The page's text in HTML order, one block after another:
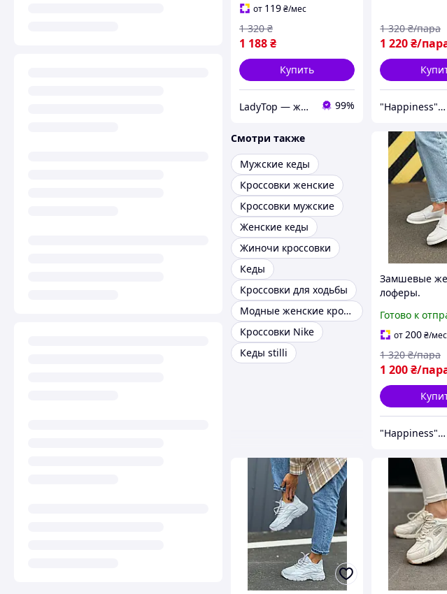
от 119₴/мес
1 188₴
1 320 ₴
Купить
LadyTop — женская обувь и одежда 99%
1 220₴/
1 320 ₴/пара
"Happiness" shop
Смотри также
Мужские кеды
Кроссовки женские
Кроссовки мужские
Женские кеды
Жиночи кроссовки
Кеды
Кроссовки для ходьбы
Модные женские кроссовки
Кроссовки Nike
Кеды stilli
Замшевые
лоферы.
Готово к
от200₴/мес
1 200₴/
1 320 ₴/пара
"Happiness" shop